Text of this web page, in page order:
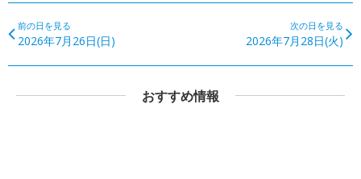
前の日を見る
2026年7月26日(日)
次の日を見る
2026年7月28日(火)
おすすめ情報